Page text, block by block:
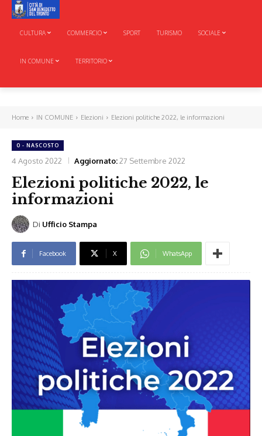
CULTURA COMMERCIO SPORT TURISMO SOCIALE
IN COMUNE TERRITORIO
Home IN COMUNE Elezioni Elezioni politiche 2022, le informazioni
0 - NASCOSTO
4 Agosto 2022 Aggiornato: 27 Settembre 2022
Elezioni politiche 2022, le
informazioni
Di Ufficio Stampa
Facebook X WhatsApp